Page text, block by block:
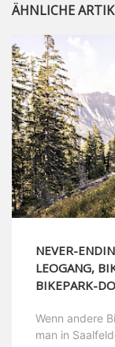
ÄHNLICHE
NEVER-
LEOGANG,
BIKEPARK-
Wenn andere
man in